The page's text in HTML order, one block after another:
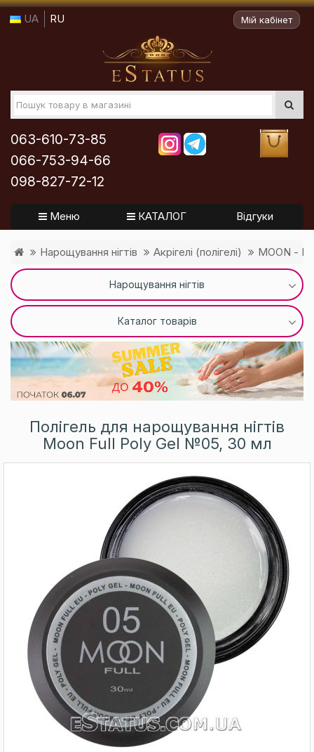
UA RU Мій кабінет
063-610-73-85
066-753-94-66
098-827-72-12
Меню КАТАЛОГ Відгуки
Нарощування нігтів Акрігелі (полігелі) MOON -
Нарощування нігтів
Каталог товарів
Полігель для нарощування нігтів
Moon Full Poly Gel №05, 30 мл